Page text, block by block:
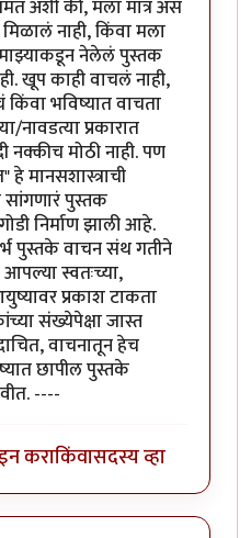
अशी की, मला मात्र असं
नाही, किंवा मला
नेलेलं पुस्तक
खूप काही वाचलं नाही,
भविष्यात वाचता
प्रकारात
नक्कीच मोठी नाही. पण
मानसशास्त्राची
पुस्तक
निर्माण झाली आहे.
पुस्तके वाचन संथ गतीने
स्वतःच्या,
प्रकाश टाकता
संख्येपेक्षा जास्त
वाचनातून हेच
छापील पुस्तके
----
कराकिंवासदस्य व्हा